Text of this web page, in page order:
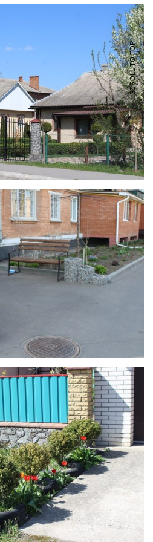
SCROLL TO TOP